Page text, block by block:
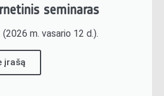
seminaras
m. vasario 12 d.).
įrašą